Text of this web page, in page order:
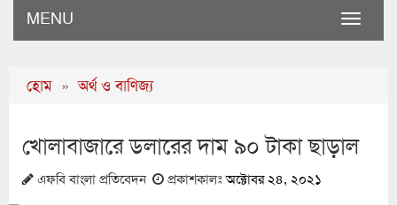
Toggle
MENU
হোম » অর্থ ও বাণিজ্য
খোলাবাজারে ডলারের দাম ৯০ টাকা ছাড়াল
এফবি বাংলা প্রতিবেদন প্রকাশকালঃঅক্টোবর ২৪, ২০২১